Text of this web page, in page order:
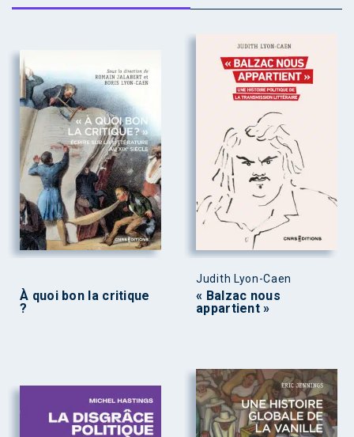
À quoi bon la critique
?
Judith Lyon-Caen
« Balzac nous
appartient »